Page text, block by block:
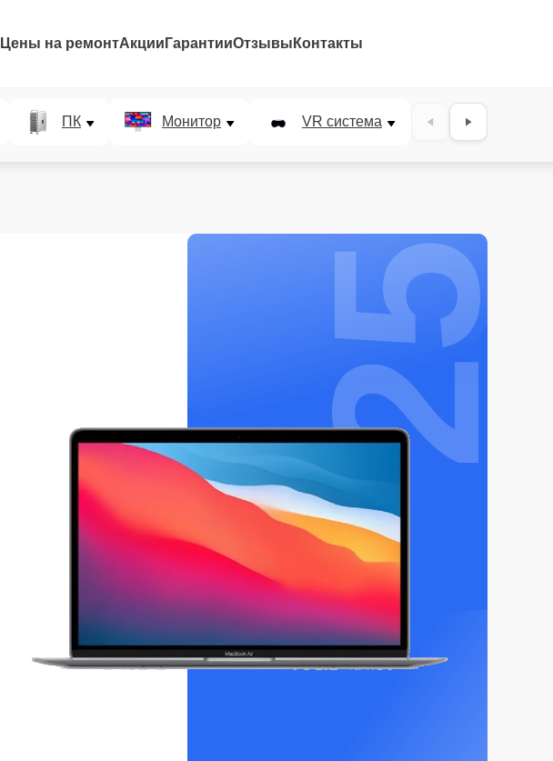
Цены на ремонтАкции ГарантииОтзывы Контакты
ПК Монитор VR система Наушники
25%